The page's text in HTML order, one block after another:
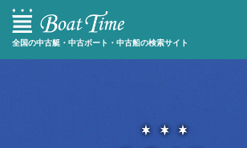
全国の中古艇・中古ボート・中古船の検索サイト